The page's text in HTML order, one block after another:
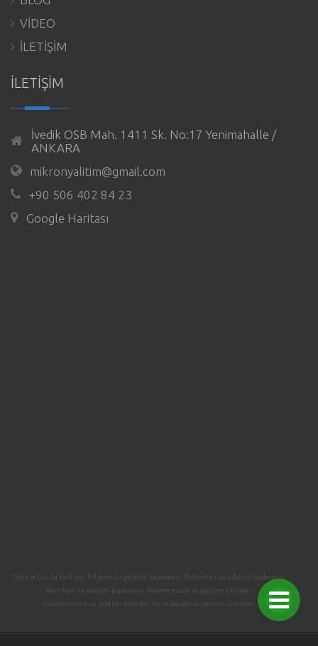
VİDEO
İLETİŞİM
İLETİŞİM
İvedik OSB Mah. 1411 Sk. No:17 Yenimahalle /
ANKARA
mikronyalitim@gmail.com
+90 506 402 84 23
Google Haritası
Teras ve Çatı Su Yalıtımı Polyurea su yalıtımı kaplaması
Poliüretan su yalıtımı kaplaması
Membran su yalıtımı kaplaması
Polimer esaslı su yalıtımı ürünleri
Çimento esaslı su yalıtımı ürünleri
Pvc ve benzeri su yalıtımı ürünleri